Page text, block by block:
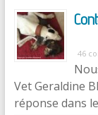
46
Vet Geraldine
réponse dans